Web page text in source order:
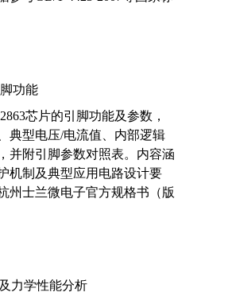
功能
芯片的引脚功能及参数，
典型电压/电流值、内部逻辑
并附引脚参数对照表。内容涵
机制及典型应用电路设计要
州士兰微电子官方规格书（版
力学性能分析